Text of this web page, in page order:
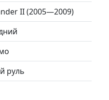
II (2005—2009)
руль